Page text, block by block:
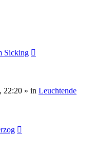
Sicking
22:20 » in Leuchtende